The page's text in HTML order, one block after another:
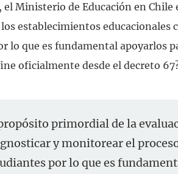
Ministerio de Educación en Chile
establecimientos educacionales
lo que es fundamental apoyarlos
oficialmente desde el decreto
primordial de la
y monitorear el
por lo que es